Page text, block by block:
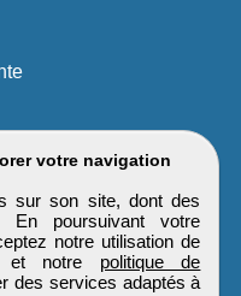
votre navigation
sur son site, dont des
En poursuivant votre
notre utilisation de
et notre politique de
des services adaptés à